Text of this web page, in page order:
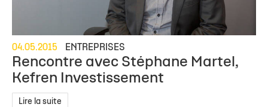
04.05.2015 ENTREPRISES
Rencontre avec Stéphane Martel,
Kefren Investissement
Lire la suite